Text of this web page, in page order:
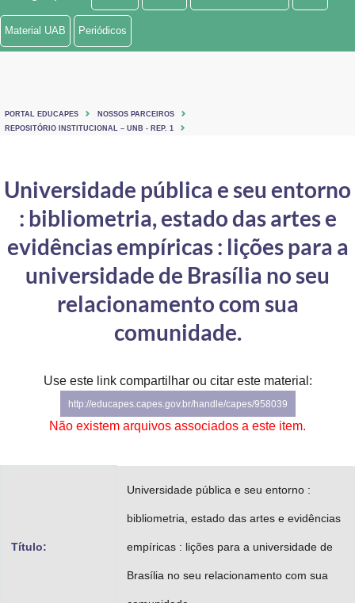
Ministério de Minas e Energia
Ministério do Turismo
Controladoria-Geral da União
Ministério da Mulher, da Família e dos Direitos Humanos
Secretaria-Geral
Secretaria de Governo
Gabinete de Segurança Institucional
Banco Central do Brasil
Material UAB Periódicos
PORTAL EDUCAPES
NOSSOS PARCEIROS
REPOSITÓRIO INSTITUCIONAL – UNB - REP. 1
Universidade pública e seu entorno
: bibliometria, estado das artes e
evidências empíricas : lições para a
universidade de Brasília no seu
relacionamento com sua
comunidade.
Use este link compartilhar ou citar este material:
http://educapes.capes.gov.br/handle/capes/958039
Não existem arquivos associados a este item.
Título:
Universidade pública e seu entorno :
bibliometria, estado das artes e evidências
empíricas : lições para a universidade de
Brasília no seu relacionamento com sua